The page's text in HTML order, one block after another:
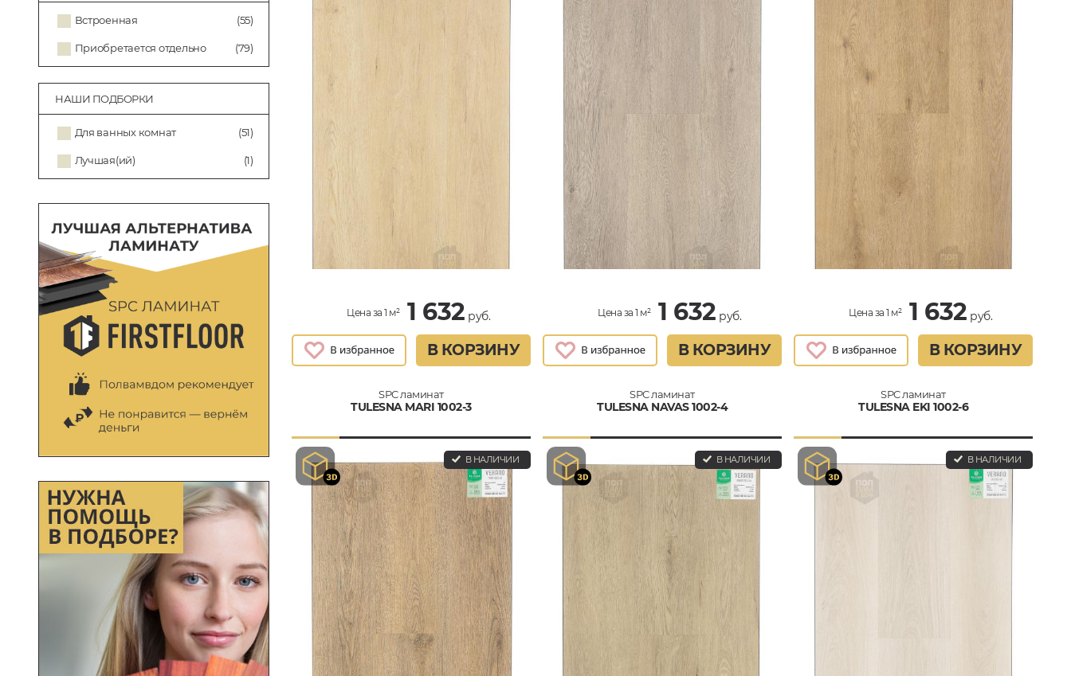
Встроенная (55)
Приобретается отдельно (79)
НАШИ ПОДБОРКИ
Для ванных комнат (51)
Лучшая(ий) (1)
Цена за 1 м² 1 632 руб.
В КОРЗИНУ
Цена за 1 м² 1 632 руб.
В КОРЗИНУ
Цена за 1 м² 1 632 руб.
В КОРЗИНУ
SPC ламинат
TULESNA MARI 1002-3
В НАЛИЧИИ
SPC ламинат
TULESNA NAVAS 1002-4
В НАЛИЧИИ
SPC ламинат
TULESNA EKI 1002-6
В НАЛИЧИИ